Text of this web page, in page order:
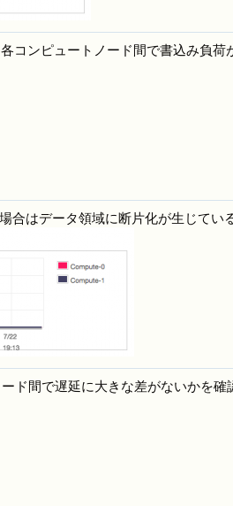
コンピュートノード間で書込み負荷
合はデータ領域に断片化が生じてい
間で遅延に大きな差がないかを確